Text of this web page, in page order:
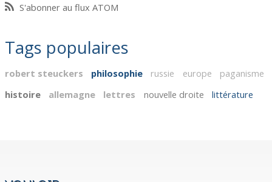
S'abonner au flux ATOM
Tags populaires
robert steuckers philosophie russie europe
paganisme
histoire
allemagne lettres nouvelle droite littérature